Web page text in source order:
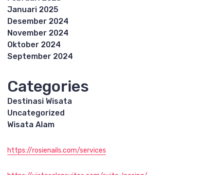
Januari 2025
Desember 2024
November 2024
Oktober 2024
September 2024
Categories
Destinasi Wisata
Uncategorized
Wisata Alam
https://rosienails.com/services